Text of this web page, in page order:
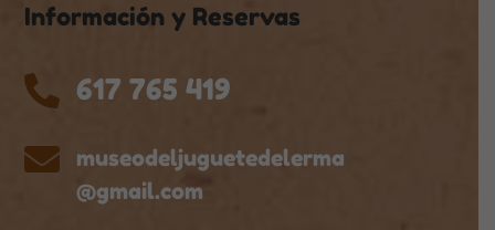
Información y Reservas
 617 765 419

museodeljuguetedelerma
@gmail.com